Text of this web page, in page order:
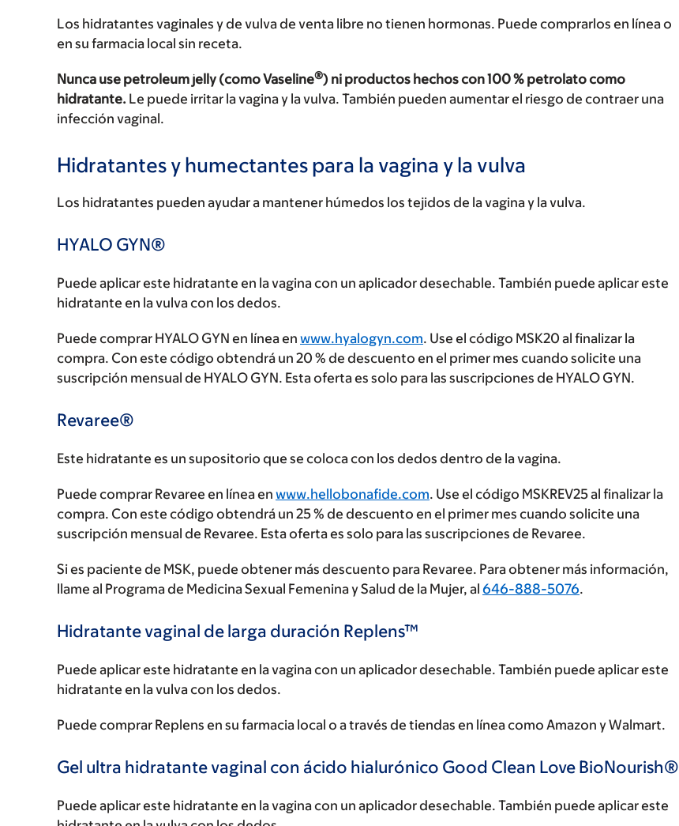
Los hidratantes vaginales y de vulva de venta libre no tienen hormonas. Puede comprarlos en línea o
en su farmacia local sin receta.
Nunca use petroleum jelly (como Vaseline®) ni productos hechos con 100 % petrolato como
hidratante. Le puede irritar la vagina y la vulva. También pueden aumentar el riesgo de contraer una
infección vaginal.
Hidratantes y humectantes para la vagina y la vulva
Los hidratantes pueden ayudar a mantener húmedos los tejidos de la vagina y la vulva.
HYALO GYN®
Puede aplicar este hidratante en la vagina con un aplicador desechable. También puede aplicar este
hidratante en la vulva con los dedos.
Puede comprar HYALO GYN en línea en www.hyalogyn.com. Use el código MSK20 al finalizar la
compra. Con este código obtendrá un 20 % de descuento en el primer mes cuando solicite una
suscripción mensual de HYALO GYN. Esta oferta es solo para las suscripciones de HYALO GYN.
Revaree®
Este hidratante es un supositorio que se coloca con los dedos dentro de la vagina.
Puede comprar Revaree en línea en www.hellobonafide.com. Use el código MSKREV25 al finalizar la
compra. Con este código obtendrá un 25 % de descuento en el primer mes cuando solicite una
suscripción mensual de Revaree. Esta oferta es solo para las suscripciones de Revaree.
Si es paciente de MSK, puede obtener más descuento para Revaree. Para obtener más información,
llame al Programa de Medicina Sexual Femenina y Salud de la Mujer, al 646-888-5076.
Hidratante vaginal de larga duración Replens™
Puede aplicar este hidratante en la vagina con un aplicador desechable. También puede aplicar este
hidratante en la vulva con los dedos.
Puede comprar Replens en su farmacia local o a través de tiendas en línea como Amazon y Walmart.
Gel ultra hidratante vaginal con ácido hialurónico Good Clean Love BioNourish®
Puede aplicar este hidratante en la vagina con un aplicador desechable. También puede aplicar este